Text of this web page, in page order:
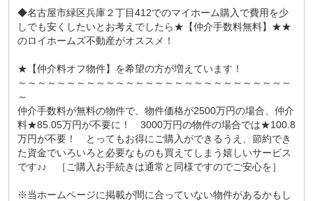
◆名古屋市緑区兵庫２丁目412でのマイホーム購入で費用を少
しでも安くしたいとお考えでしたら★【仲介手数料無料】★★
のロイホームズ不動産がオススメ！
★【仲介料オフ物件】を希望の方が増えています！
～～～～～～～～～～～～～～～～～～～～～～～～～～～～
～
仲介手数料が無料の物件で、物件価格が2500万円の場合、仲介
料★85.05万円が不要に！ 3000万円の物件の場合では★100.8
万円が不要！ とってもお得にご購入ができるうえ、節約でき
た資金でいろいろと必要なものも買えてしまう嬉しいサービス
です♪♪ ［ご購入お手続きは通常と同様ですのでご安心を］
※当ホームページに掲載が間に合っていない物件があるかもし